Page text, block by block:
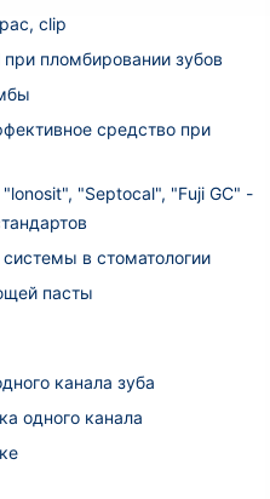
clip
пломбировании зубов
средство при
"Septocal", "Fuji GC" -
в стоматологии
пасты
канала зуба
одного канала